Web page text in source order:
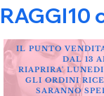
RAGGI10
IL PUNTO
DAL 13
RIAPRIRA'
GLI ORDINI
SARANNO